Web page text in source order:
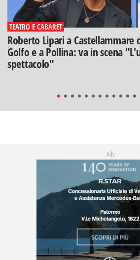
TEATRO E CABARET
Roberto Lipari a Castellammare
Golfo e a Pollina: va in scena
spettacolo"
Adv